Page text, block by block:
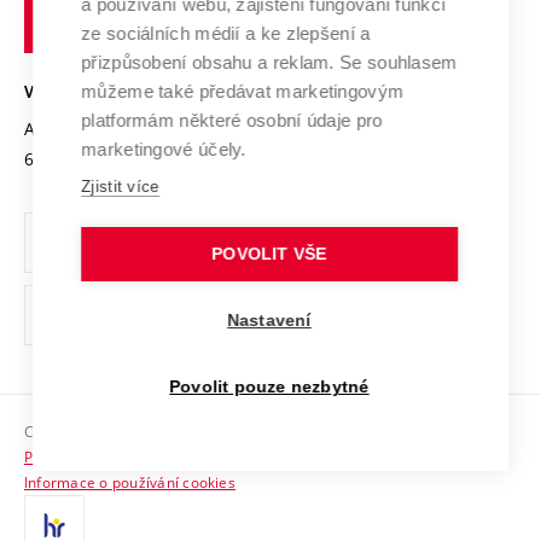
Open Science
Projekty
Projekty ze strukturálních fondů
Specifický výzkum
Mezinárodní dohody
Univerzitní sítě
Podnikavá univerzita / ContriBUTe
Bezpečná univerzita
Vyznamenání
Organizační struktura
Ochrana osobních údajů
odkaz)
Sociální bezpečí
HR Award
technické
VYSOKÉ UČENÍ TECHNICKÉ V BRNĚ
Antonínská 548/1
602 00 Brno
www.vut.cz
vut@vutbr.cz
Copyright © 2026 VUT
Prohlášení o přístupnosti
Informace o používání cookies
a používání webu, zajištění fungování funkcí
ze sociálních médií a ke zlepšení a
přizpůsobení obsahu a reklam. Se souhlasem
můžeme také předávat marketingovým
platformám některé osobní údaje pro
marketingové účely.
Zjistit více
POVOLIT VŠE
Nastavení
Povolit pouze nezbytné